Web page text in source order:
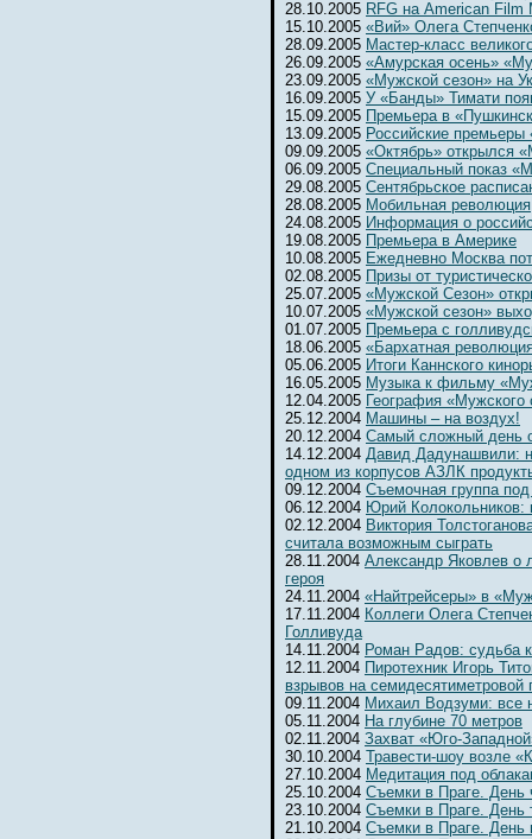
28.10.2005 RFG на American Film
15.10.2005 «Вий» Олега
28.09.2005 Мастер-класс
26.09.2005 «Амурская осень»
23.09.2005 «Мужской сезон» на
16.09.2005 У «Банды» Тимати
15.09.2005 Премьера в
13.09.2005 Российские премьеры
09.09.2005 «Октябрь» открылся
06.09.2005 Специальный показ
29.08.2005 Сентябрьское
28.08.2005 Мобильная революция
24.08.2005 Информация о
19.08.2005 Премьера в Америке
10.08.2005 Ежедневно Москва
02.08.2005 Призы от
25.07.2005 «Мужской Сезон»
10.07.2005 «Мужской сезон»
01.07.2005 Премьера с
18.06.2005 «Бархатная
05.06.2005 Итоги Каннского
16.05.2005 Музыка к фильму
12.04.2005 География «Мужского
25.12.2004 Машины – на воздух!
20.12.2004 Самый сложный день
14.12.2004 Давид Дадунашвили:
одном из корпусов АЗЛК
09.12.2004 Съемочная группа
06.12.2004 Юрий Колокольников:
02.12.2004 Виктория
считала возможным сыграть
28.11.2004 Александр Яковлев о
героя
24.11.2004 «Найтрейсеры» в
17.11.2004 Коллеги Олега
Голливуда
14.11.2004 Роман Радов: судьба
12.11.2004 Пиротехник Игорь
взрывов на семидесятиметровой
09.11.2004 Михаил Водзуми: все
05.11.2004 На глубине 70 метров
02.11.2004 Захват «Юго-
30.10.2004 Травести-шоу возле
27.10.2004 Медитация под
25.10.2004 Съемки в Праге. День
23.10.2004 Съемки в Праге. День
21.10.2004 Съемки в Праге. День